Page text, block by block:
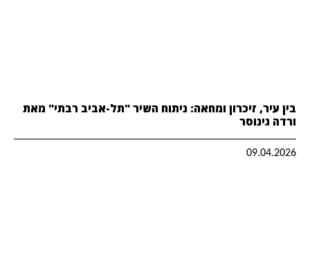
בין עיר, זיכרון ומחאה: ניתוח השיר "תל-אביב רבתי" מאת
ורדה גינוסר
09.04.2026